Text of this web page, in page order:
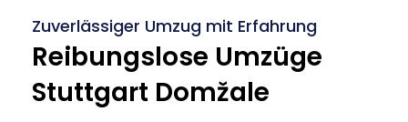
Zuverlässiger Umzug mit Erfahrung
Reibungslose Umzüge
Stuttgart Domžale